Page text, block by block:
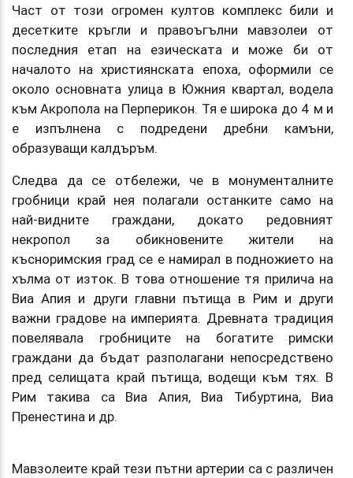
Част от този огромен култов комплекс били и
десетките кръгли и правоъгълни мавзолеи от
последния етап на езическата и може би от
началото на християнската епоха, оформили се
около основната улица в Южния квартал, водела
към Акропола на Перперикон. Тя е широка до 4 м и
е изпълнена с подредени дребни камъни,
образуващи калдъръм.
Следва да се отбележи, че в монументалните
гробници край нея полагали останките само на
най-видните граждани, докато редовният
некропол за обикновените жители на
късноримския град се е намирал в подножието на
хълма от изток. В това отношение тя прилича на
Виа Апия и други главни пътища в Рим и други
важни градове на империята. Древната традиция
повелявала гробниците на богатите римски
граждани да бъдат разполагани непосредствено
пред селищата край пътища, водещи към тях. В
Рим такива са Виа Апия, Виа Тибуртина, Виа
Пренестина и др.
Мавзолеите край тези пътни артерии са с различен